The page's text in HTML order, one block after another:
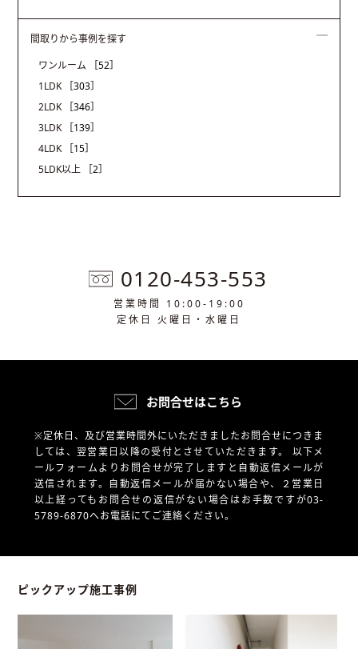
間取りから事例を探す
ワンルーム
［52］
1LDK
［303］
2LDK
［346］
3LDK
［139］
4LDK
［15］
5LDK以上
［2］
0120-453-553
営業時間 10:00-19:00
定休日 火曜日・水曜日
お問合せはこちら
※定休日、及び営業時間外にいただきましたお問合せにつきま
しては、翌営業日以降の受付とさせていただきます。 以下メ
ールフォームよりお問合せが完了しますと自動返信メールが
送信されます。自動返信メールが届かない場合や、
２営業日
以上経ってもお問合せの返信がない場合はお手数ですが03-
5789-6870へお電話にてご連絡ください。
ピックアップ施工事例